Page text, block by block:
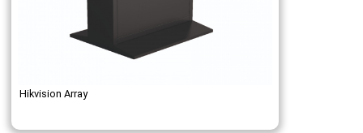
Hikvision Array